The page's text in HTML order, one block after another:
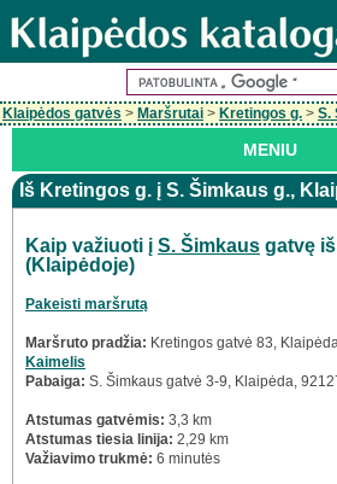
Klaipėdos gatvės > Maršrutai > Kretingos g. > S.
MENIU
Iš Kretingos g. į S. Šimkaus g.,
Kaip važiuoti į S. Šimkaus gatvę iš
(Klaipėdoje)
Pakeisti maršrutą
Maršruto pradžia: Kretingos gatvė 83,
Kaimelis
Pabaiga: S. Šimkaus gatvė 3-9, Klaipėda,
Atstumas gatvėmis: 3,3 km
Atstumas tiesia linija: 2,29 km
Važiavimo trukmė: 6 minutės